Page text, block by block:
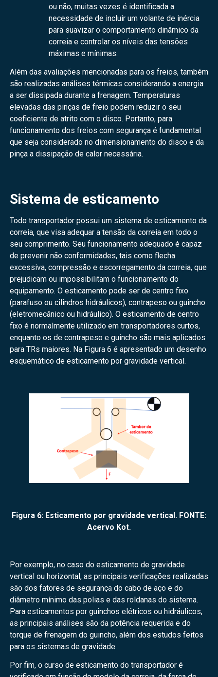
ou não, muitas vezes é identificada a
necessidade de incluir um volante de inércia
para suavizar o comportamento dinâmico da
correia e controlar os níveis das tensões
máximas e mínimas.
Além das avaliações mencionadas para os freios, também
são realizadas análises térmicas considerando a energia
a ser dissipada durante a frenagem. Temperaturas
elevadas das pinças de freio podem reduzir o seu
coeficiente de atrito com o disco. Portanto, para
funcionamento dos freios com segurança é fundamental
que seja considerado no dimensionamento do disco e da
pinça a dissipação de calor necessária.
Sistema de esticamento
Todo transportador possui um sistema de esticamento da
correia, que visa adequar a tensão da correia em todo o
seu comprimento. Seu funcionamento adequado é capaz
de prevenir não conformidades, tais como flecha
excessiva, compressão e escorregamento da correia, que
prejudicam ou impossibilitam o funcionamento do
equipamento. O esticamento pode ser de centro fixo
(parafuso ou cilindros hidráulicos), contrapeso ou guincho
(eletromecânico ou hidráulico). O esticamento de centro
fixo é normalmente utilizado em transportadores curtos,
enquanto os de contrapeso e guincho são mais aplicados
para TRs maiores. Na Figura 6 é apresentado um desenho
esquemático de esticamento por gravidade vertical.
Figura 6: Esticamento por gravidade vertical. FONTE:
Acervo Kot.
Por exemplo, no caso do esticamento de gravidade
vertical ou horizontal, as principais verificações realizadas
são dos fatores de segurança do cabo de aço e do
diâmetro mínimo das polias e das roldanas do sistema.
Para esticamentos por guinchos elétricos ou hidráulicos,
as principais análises são da potência requerida e do
torque de frenagem do guincho, além dos estudos feitos
para os sistemas de gravidade.
Por fim, o curso de esticamento do transportador é